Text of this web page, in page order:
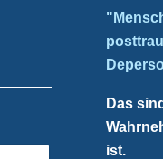
Das
ist.